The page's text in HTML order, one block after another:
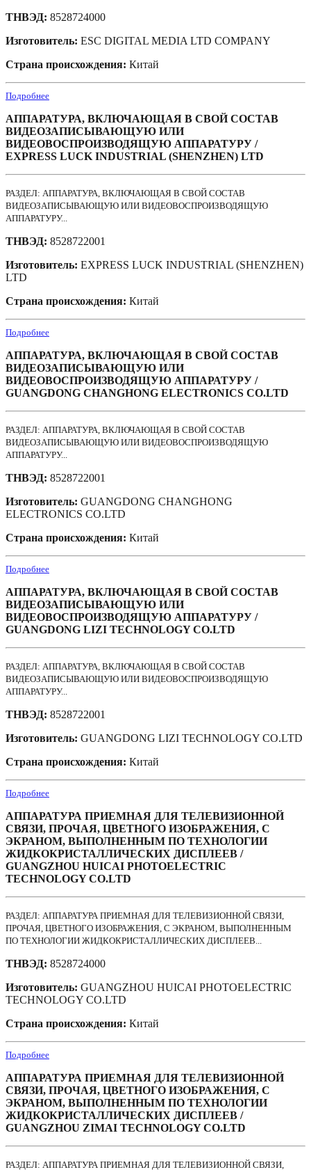
ТНВЭД: 8528724000
Изготовитель: ESC DIGITAL MEDIA LTD COMPANY
Страна происхождения: Китай
Подробнее
АППАРАТУРА, ВКЛЮЧАЮЩАЯ В СВОЙ СОСТАВ
ВИДЕОЗАПИСЫВАЮЩУЮ ИЛИ
ВИДЕОВОСПРОИЗВОДЯЩУЮ АППАРАТУРУ /
EXPRESS LUCK INDUSTRIAL (SHENZHEN) LTD
РАЗДЕЛ: АППАРАТУРА, ВКЛЮЧАЮЩАЯ В СВОЙ СОСТАВ
ВИДЕОЗАПИСЫВАЮЩУЮ ИЛИ ВИДЕОВОСПРОИЗВОДЯЩУЮ
АППАРАТУРУ...
ТНВЭД: 8528722001
Изготовитель: EXPRESS LUCK INDUSTRIAL (SHENZHEN)
LTD
Страна происхождения: Китай
Подробнее
АППАРАТУРА, ВКЛЮЧАЮЩАЯ В СВОЙ СОСТАВ
ВИДЕОЗАПИСЫВАЮЩУЮ ИЛИ
ВИДЕОВОСПРОИЗВОДЯЩУЮ АППАРАТУРУ /
GUANGDONG CHANGHONG ELECTRONICS CO.LTD
РАЗДЕЛ: АППАРАТУРА, ВКЛЮЧАЮЩАЯ В СВОЙ СОСТАВ
ВИДЕОЗАПИСЫВАЮЩУЮ ИЛИ ВИДЕОВОСПРОИЗВОДЯЩУЮ
АППАРАТУРУ...
ТНВЭД: 8528722001
Изготовитель: GUANGDONG CHANGHONG
ELECTRONICS CO.LTD
Страна происхождения: Китай
Подробнее
АППАРАТУРА, ВКЛЮЧАЮЩАЯ В СВОЙ СОСТАВ
ВИДЕОЗАПИСЫВАЮЩУЮ ИЛИ
ВИДЕОВОСПРОИЗВОДЯЩУЮ АППАРАТУРУ /
GUANGDONG LIZI TECHNOLOGY CO.LTD
РАЗДЕЛ: АППАРАТУРА, ВКЛЮЧАЮЩАЯ В СВОЙ СОСТАВ
ВИДЕОЗАПИСЫВАЮЩУЮ ИЛИ ВИДЕОВОСПРОИЗВОДЯЩУЮ
АППАРАТУРУ...
ТНВЭД: 8528722001
Изготовитель: GUANGDONG LIZI TECHNOLOGY CO.LTD
Страна происхождения: Китай
Подробнее
АППАРАТУРА ПРИЕМНАЯ ДЛЯ ТЕЛЕВИЗИОННОЙ
СВЯЗИ, ПРОЧАЯ, ЦВЕТНОГО ИЗОБРАЖЕНИЯ, С
ЭКРАНОМ, ВЫПОЛНЕННЫМ ПО ТЕХНОЛОГИИ
ЖИДКОКРИСТАЛЛИЧЕСКИХ ДИСПЛЕЕВ /
GUANGZHOU HUICAI PHOTOELECTRIC
TECHNOLOGY CO.LTD
РАЗДЕЛ: АППАРАТУРА ПРИЕМНАЯ ДЛЯ ТЕЛЕВИЗИОННОЙ СВЯЗИ,
ПРОЧАЯ, ЦВЕТНОГО ИЗОБРАЖЕНИЯ, С ЭКРАНОМ, ВЫПОЛНЕННЫМ
ПО ТЕХНОЛОГИИ ЖИДКОКРИСТАЛЛИЧЕСКИХ ДИСПЛЕЕВ...
ТНВЭД: 8528724000
Изготовитель: GUANGZHOU HUICAI PHOTOELECTRIC
TECHNOLOGY CO.LTD
Страна происхождения: Китай
Подробнее
АППАРАТУРА ПРИЕМНАЯ ДЛЯ ТЕЛЕВИЗИОННОЙ
СВЯЗИ, ПРОЧАЯ, ЦВЕТНОГО ИЗОБРАЖЕНИЯ, С
ЭКРАНОМ, ВЫПОЛНЕННЫМ ПО ТЕХНОЛОГИИ
ЖИДКОКРИСТАЛЛИЧЕСКИХ ДИСПЛЕЕВ /
GUANGZHOU ZIMAI TECHNOLOGY CO.LTD
РАЗДЕЛ: АППАРАТУРА ПРИЕМНАЯ ДЛЯ ТЕЛЕВИЗИОННОЙ СВЯЗИ,